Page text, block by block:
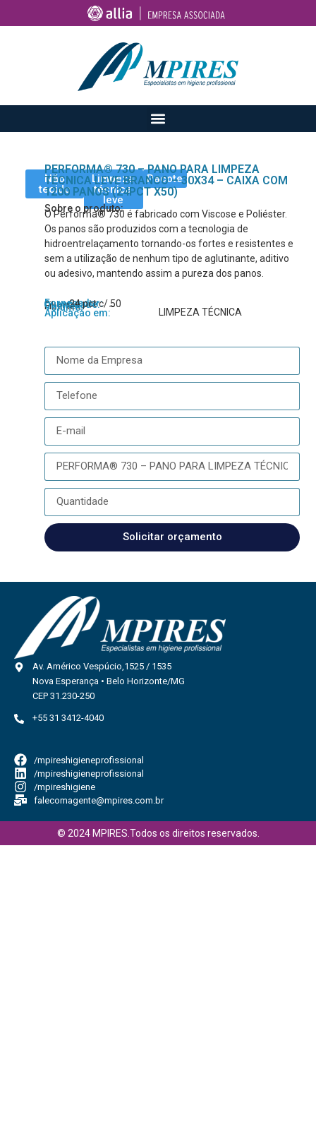
Não
tecido
Limpeza
técnica
leve
Pacote
PERFORMA® 730 – PANO PARA LIMPEZA
TÉCNICA LEVE BRANCO – 30X34 – CAIXA COM
1200 PANOS (24PCT X50)
Sobre o produto:
O Performa® 730 é fabricado com Viscose e Poliéster.
Os panos são produzidos com a tecnologia de
hidroentrelaçamento tornando-os fortes e resistentes e
sem a utilização de nenhum tipo de aglutinante, aditivo
ou adesivo, mantendo assim a pureza dos panos.
Fornecedor:
Fibertex
Quantidade:
24 pct c/ 50
Volume: –
Aplicação em: LIMPEZA TÉCNICA
Solicitar orçamento
Av. Américo Vespúcio,1525 / 1535
Nova Esperança • Belo Horizonte/MG
CEP 31.230-250
+55 31 3412-4040
/mpireshigieneprofissional
/mpireshigieneprofissional
/mpireshigiene
falecomagente@mpires.com.br
© 2024 MPIRES.Todos os direitos reservados.